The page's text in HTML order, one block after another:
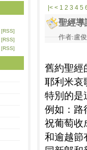
|< < 1 2 3 4 5
聖經導
作者:盧
舊約聖經
耶利米哀
特別的是
例如：路
祝葡萄收
和逾越節
[RSS]
[RSS]
[RSS]